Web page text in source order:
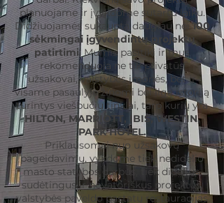
planuojame ir įvykdome sutartu laiku.
Didžiuojamės sukaupta daugiau nei100
sėkmingai įgyvendintų projektų
patirtimi. Mumis pasitiki ir mus
rekomenduoja ne tik privatūs
užsakovai, valstybės įmonės, bet ir
visame pasaulyje žinomi bei ilgą istoriją
turintys viešbučių tinklai, tarp kurių yra
HILTON, MARRIOTT, IBIS, WESTIN,
PARK HOTEL.
Priklausomai nuo užsakovų
pageidavimų, vykdome tiek nedidelio
masto statybos darbus, tiek didelius,
sudėtingus ir novatoriškus projektus,
valstybės paveldo pastatų restauracijas